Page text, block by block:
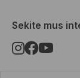
Sekite mus